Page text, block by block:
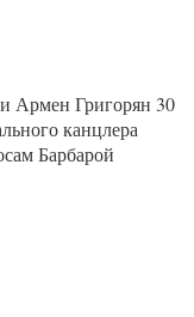
Армен Григорян 30
канцлера
Барбарой